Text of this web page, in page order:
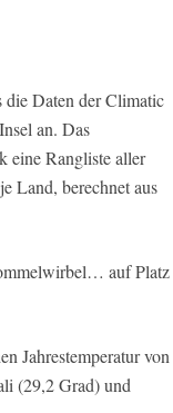
die Daten der Climatic
an. Das
eine Rangliste aller
Land, berechnet aus
auf Platz
Jahrestemperatur von
(29,2 Grad) und